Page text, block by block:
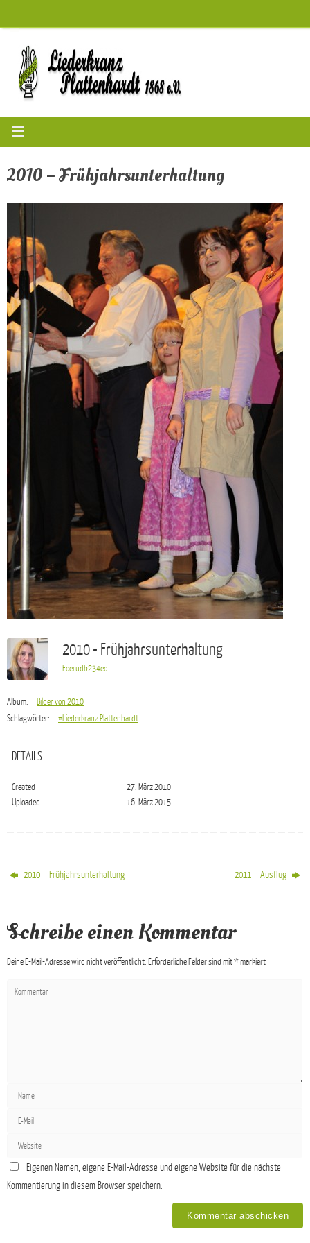
Inhalt
springen
2010 – Frühjahrsunterhaltung
2010 - Frühjahrsunterhaltung
Foerudb234eo
Album:
Bilder von 2010
Schlagwörter:
#Liederkranz Plattenhardt
DETAILS
Created
27. März 2010
Uploaded
16. März 2015
2010 – Frühjahrsunterhaltung 2011 – Ausflug
Schreibe einen Kommentar
Deine E-Mail-Adresse wird nicht veröffentlicht. Erforderliche Felder sind mit*markiert
Eigenen Namen, eigene E-Mail-Adresse und eigene Website für die nächste
Kommentierung in diesem Browser speichern.